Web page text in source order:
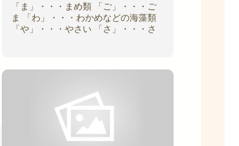
「ま」・・・まめ類 「ご」・・・ご
ま 「わ」・・・わかめなどの海藻類
「や」・・・やさい 「さ」・・・さ